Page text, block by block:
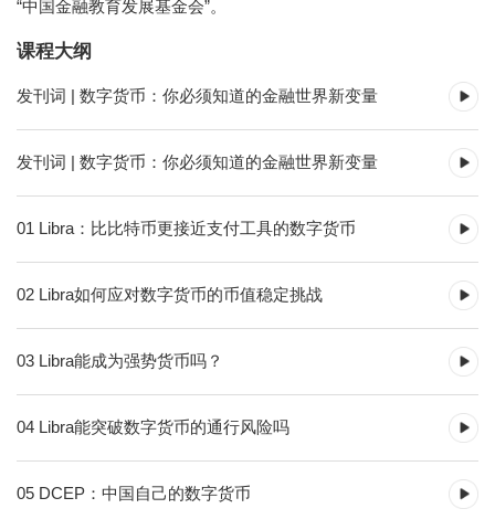
“中国金融教育发展基金会”。
课程大纲
发刊词 | 数字货币：你必须知道的金融世界新变量
发刊词 | 数字货币：你必须知道的金融世界新变量
01 Libra：比比特币更接近支付工具的数字货币
02 Libra如何应对数字货币的币值稳定挑战
03 Libra能成为强势货币吗？
04 Libra能突破数字货币的通行风险吗
05 DCEP：中国自己的数字货币